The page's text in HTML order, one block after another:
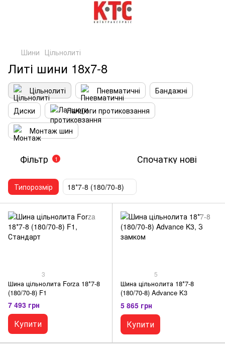
Шини Цільнолиті
Литі шини 18х7-8
Цільнолиті Пневматичні
Бандажні
Диски
Ланцюги протиковзання
Монтаж шин
Фільтр 1 Спочатку нові
Типорозмір 18*7-8 (180/70-8)
3
Шина цільнолита Forza 18*7-8
(180/70-8) F1
7 493 грн
Купити
5
Шина цільнолита 18*7-8
(180/70-8) Advance K3
5 865 грн
Купити